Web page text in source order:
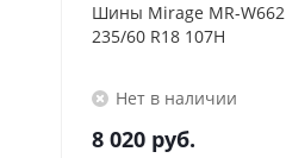
Шины Mirage MR-W662
235/60 R18 107H
Нет в наличии
8 020 руб.